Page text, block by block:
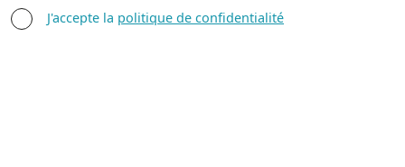
AGREE TERMS
J'accepte la politique de confidentialité